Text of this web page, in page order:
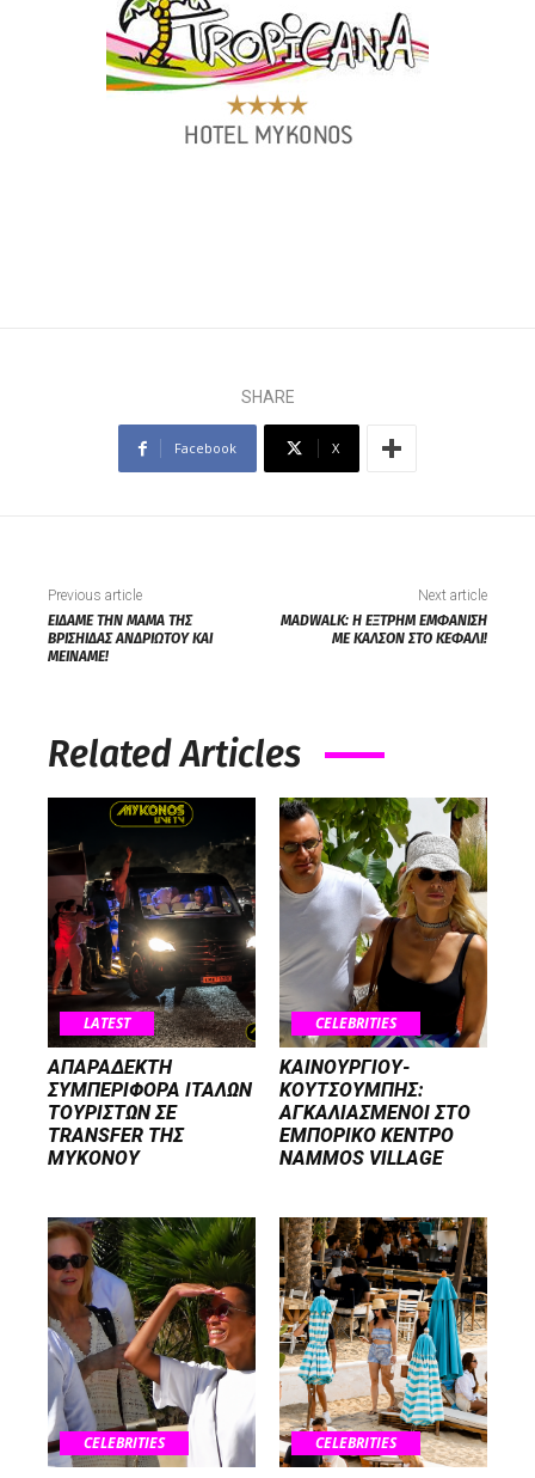
SHARE
Facebook X
Previous article
ΕΙΔΑΜΕ ΤΗΝ ΜΑΜΑ ΤΗΣ
ΒΡΙΣΗΙΔΑΣ ΑΝΔΡΙΩΤΟΥ ΚΑΙ
ΜΕΙΝΑΜΕ!
Next article
MADWALK: Η ΕΞΤΡΗΜ ΕΜΦΑΝΙΣΗ
ΜΕ ΚΑΛΣΟΝ ΣΤΟ ΚΕΦΑΛΙ!
Related Articles
LATEST
ΑΠΑΡΑΔΕΚΤΗ
ΣΥΜΠΕΡΙΦΟΡΑ ΙΤΑΛΩΝ
ΤΟΥΡΙΣΤΩΝ ΣΕ
TRANSFER ΤΗΣ
ΜΥΚΟΝΟΥ
CELEBRITIES
ΚΑΙΝΟΥΡΓΙΟΥ-
ΚΟΥΤΣΟΥΜΠΗΣ:
ΑΓΚΑΛΙΑΣΜΕΝΟΙ ΣΤΟ
ΕΜΠΟΡΙΚΟ ΚΕΝΤΡΟ
NAMMOS VILLAGE
CELEBRITIES CELEBRITIES